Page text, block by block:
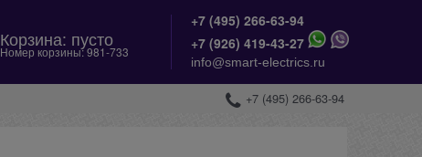
Корзина: пусто
Номер корзины: 981-733
+7 (495) 266-63-94
+7 (926) 419-43-27
info@smart-electrics.ru
+7 (495) 266-63-94